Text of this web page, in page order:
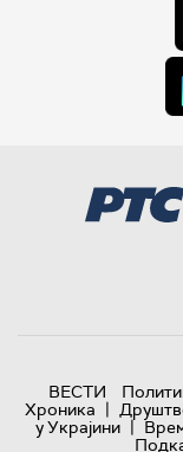
ВЕСТИ
Хроника |
у Украјини |